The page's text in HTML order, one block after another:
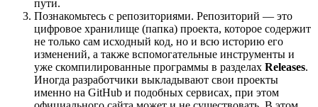
пути.
Познакомьтесь с репозиториями. Репозиторий — это
цифровое хранилище (папка) проекта, которое содержит
не только сам исходный код, но и всю историю его
изменений, а также вспомогательные инструменты и
уже скомпилированные программы в разделах Releases.
Иногда разработчики выкладывают свои проекты
именно на GitHub и подобных сервисах, при этом